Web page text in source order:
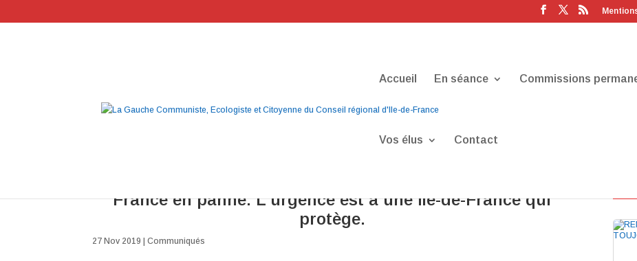
Accueil En séance Commissions
Vos élus Contact
France en panne. L’urgence est à une Île-de-France qui
protège.
27 Nov 2019 |Communiqués